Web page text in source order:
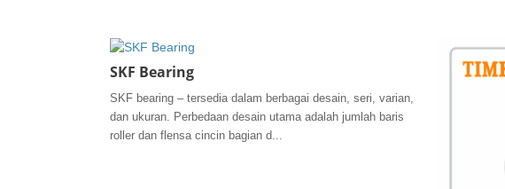
SKF Bearing
SKF bearing – tersedia dalam berbagai desain, seri, varian,
dan ukuran. Perbedaan desain utama adalah jumlah baris
roller dan flensa cincin bagian d...